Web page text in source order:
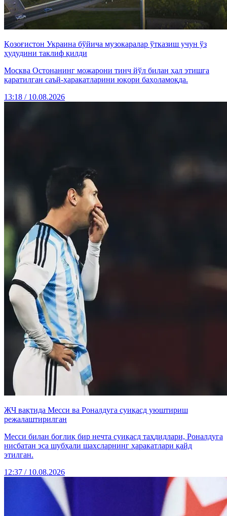
Қозоғистон Украина бўйича музокаралар ўтказиш учун ўз
ҳудудини таклиф қилди
Москва Остонанинг можарони тинч йўл билан ҳал этишга
қаратилган саъй-ҳаракатларини юқори баҳоламоқда.
13:18 / 10.08.2026
ЖЧ вақтида Месси ва Роналдуга суиқасд уюштириш
режалаштирилган
Месси билан боғлиқ бир нечта суиқасд таҳдидлари, Роналдуга
нисбатан эса шубҳали шахсларнинг ҳаракатлари қайд
этилган.
12:37 / 10.08.2026